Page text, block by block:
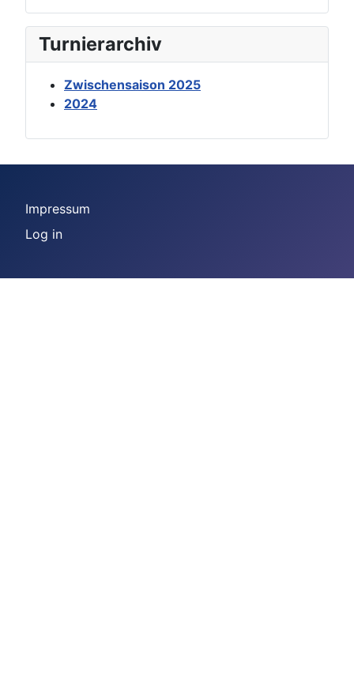
Turnierarchiv
Zwischensaison 2025
2024
Impressum
Log in